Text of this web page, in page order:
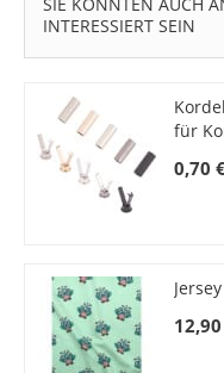
SIE KÖNNTEN AUCH
INTERESSIERT SEIN
für
0,70